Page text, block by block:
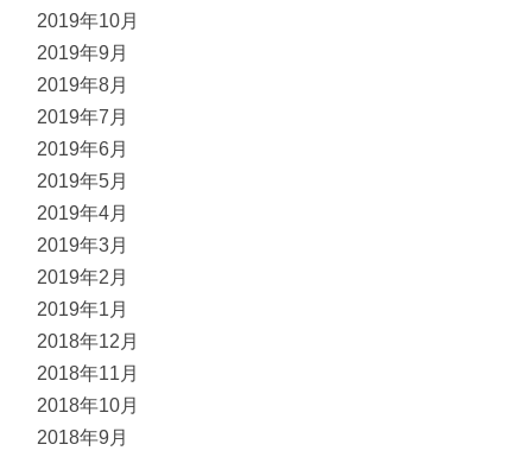
2019年10月
2019年9月
2019年8月
2019年7月
2019年6月
2019年5月
2019年4月
2019年3月
2019年2月
2019年1月
2018年12月
2018年11月
2018年10月
2018年9月